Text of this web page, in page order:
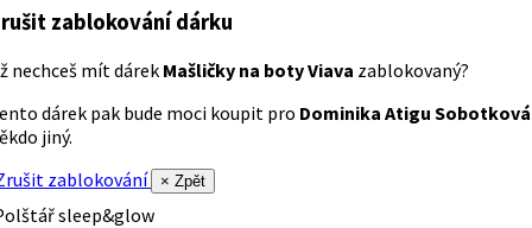
zablokování dárku
nechceš mít dárek Mašličky na boty Viava zablokovaný?
dárek pak bude moci koupit pro Dominika Atigu Sobotková
jiný.
zablokování
× Zpět